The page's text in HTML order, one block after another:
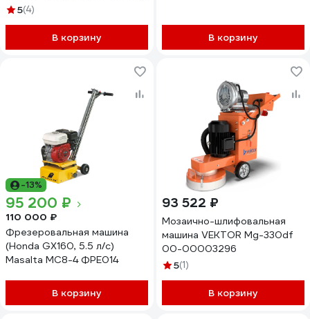
00008655
5(4)
В корзину В корзину
-13%
95 200 ₽
110 000 ₽
Фрезеровальная машина
(Honda GX160, 5.5 л/с)
Masalta МС8-4 ФРЕ014
В корзину
93 522 ₽
Мозаично-шлифовальная
машина VEKTOR Mg-330df
00-00003296
5(1)
В корзину